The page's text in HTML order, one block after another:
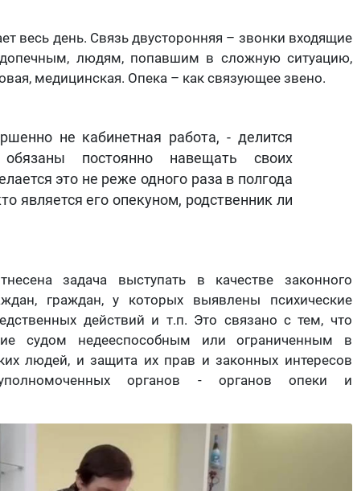
весь день. Связь двусторонняя – звонки входящие
людям, попавшим в сложную ситуацию,
медицинская. Опека – как связующее звено.
не кабинетная работа, - делится
постоянно навещать своих
это не реже одного раза в полгода
является его опекуном, родственник ли
задача выступать в качестве законного
граждан, у которых выявлены психические
действий и т.п. Это связано с тем, что
судом недееспособным или ограниченным в
людей, и защита их прав и законных интересов
органов - органов опеки и